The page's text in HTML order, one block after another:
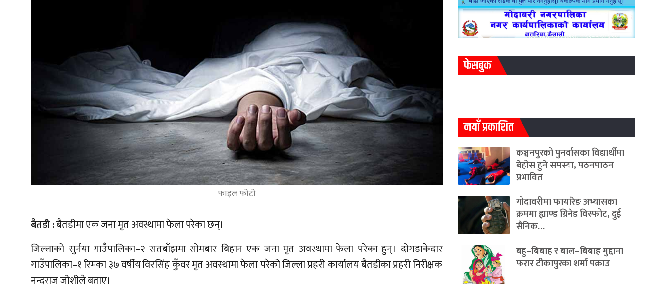
फाइल फोटो
बैतडी :बैतडीमा एक जना मृत अवस्थामा फेला परेका छन्।
जिल्लाको सुर्नया गाउँपालिका–२ सतबाँझमा सोमबार बिहान एक जना मृत अवस्थामा फेला परेका हुन्। दोगडाकेदार
गाउँपालिका–१ रिमका ३७ वर्षीय विरसिंह कुँवर मृत अवस्थामा फेला परेको जिल्ला प्रहरी कार्यालय बैतडीका प्रहरी निरीक्षक
नन्दराज जोशीले बताए।
फेसबुक
नयाँ प्रकाशित
कञ्चनपुरको पुनर्वासका विद्यार्थीमा
बेहोस हुने समस्या, पठनपाठन
प्रभावित
गोदावरीमा फायरिङ अभ्यासका
क्रममा ह्याण्ड ग्रिनेड विस्फोट, दुई
सैनिक…
बहु–बिबाह र बाल–बिबाह मुद्दामा
फरार टीकापुरका शर्मा पक्राउ